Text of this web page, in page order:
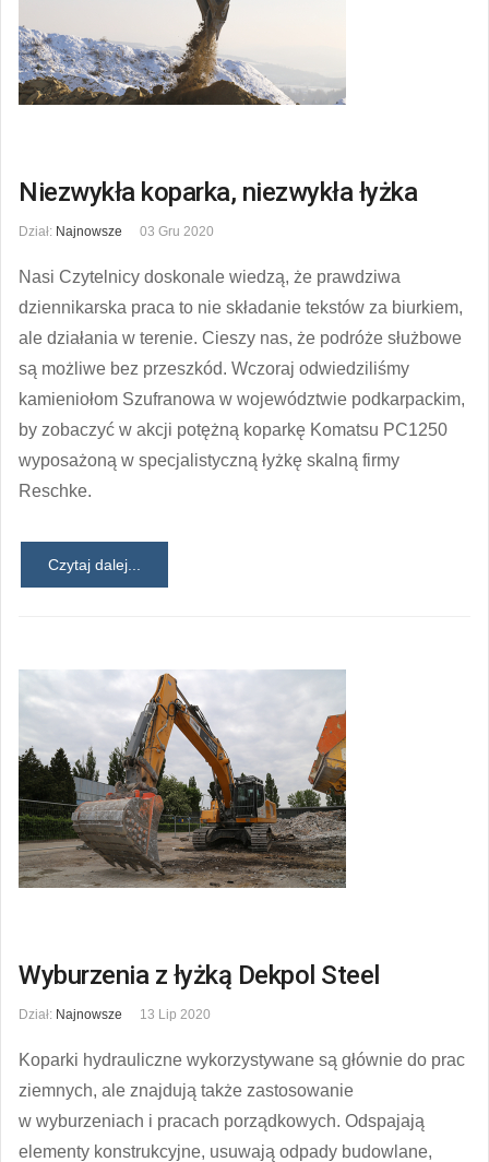
Niezwykła koparka, niezwykła łyżka
Dział: Najnowsze 03 Gru 2020
Nasi Czytelnicy doskonale wiedzą, że prawdziwa
dziennikarska praca to nie składanie tekstów za biurkiem,
ale działania w terenie. Cieszy nas, że podróże służbowe
są możliwe bez przeszkód. Wczoraj odwiedziliśmy
kamieniołom Szufranowa w województwie podkarpackim,
by zobaczyć w akcji potężną koparkę Komatsu PC1250
wyposażoną w specjalistyczną łyżkę skalną firmy
Reschke.
Czytaj dalej...
Wyburzenia z łyżką Dekpol Steel
Dział: Najnowsze 13 Lip 2020
Koparki hydrauliczne wykorzystywane są głównie do prac
ziemnych, ale znajdują także zastosowanie
w wyburzeniach i pracach porządkowych. Odspajają
elementy konstrukcyjne, usuwają odpady budowlane,